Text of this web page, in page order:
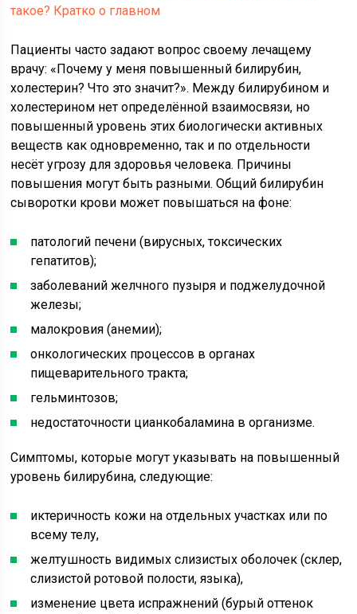
такое? Кратко о главном
Пациенты часто задают вопрос своему лечащему
врачу: «Почему у меня повышенный билирубин,
холестерин? Что это значит?». Между билирубином и
холестерином нет определённой взаимосвязи, но
повышенный уровень этих биологически активных
веществ как одновременно, так и по отдельности
несёт угрозу для здоровья человека. Причины
повышения могут быть разными. Общий билирубин
сыворотки крови может повышаться на фоне:
патологий печени (вирусных, токсических
гепатитов);
заболеваний желчного пузыря и поджелудочной
железы;
малокровия (анемии);
онкологических процессов в органах
пищеварительного тракта;
гельминтозов;
недостаточности цианкобаламина в организме.
Симптомы, которые могут указывать на повышенный
уровень билирубина, следующие:
иктеричность кожи на отдельных участках или по
всему телу,
желтушность видимых слизистых оболочек (склер,
слизистой ротовой полости, языка),
изменение цвета испражнений (бурый оттенок